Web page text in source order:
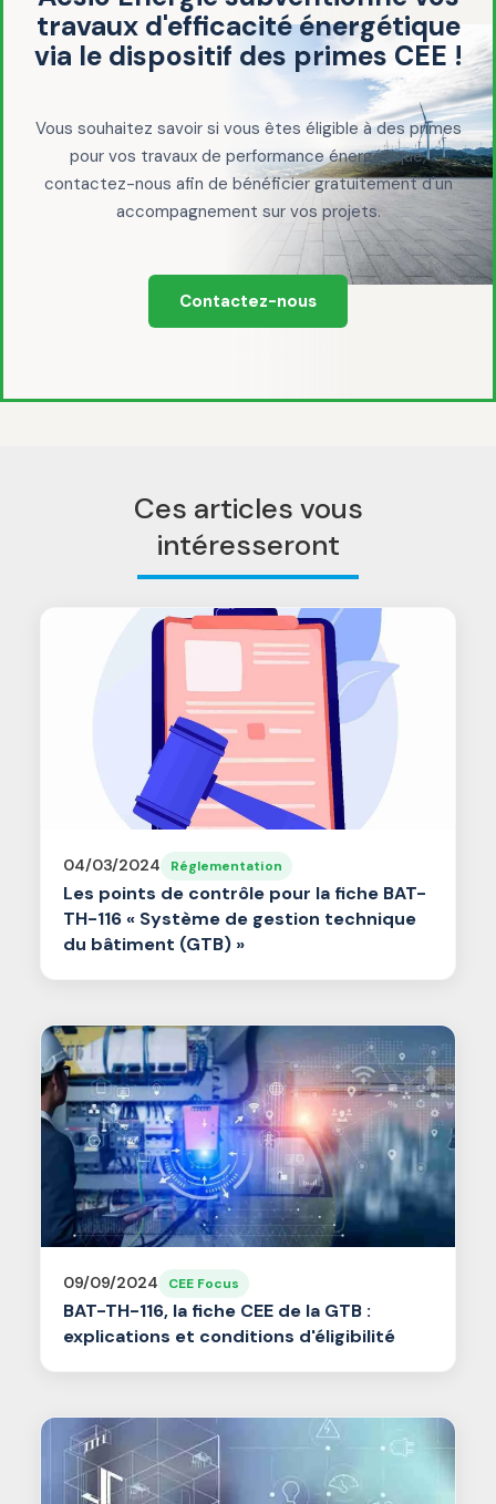
travaux d'efficacité énergétique
via le dispositif des primes CEE !
Vous souhaitez savoir si vous êtes éligible à des primes
pour vos travaux de performance énergétique,
contactez-nous afin de bénéficier gratuitement d'un
accompagnement sur vos projets.
Contactez-nous
Ces articles vous
intéresseront
04/03/2024 Réglementation
Les points de contrôle pour la fiche BAT-
TH-116 « Système de gestion technique
du bâtiment (GTB) »
09/09/2024 CEE Focus
BAT-TH-116, la fiche CEE de la GTB :
explications et conditions d'éligibilité